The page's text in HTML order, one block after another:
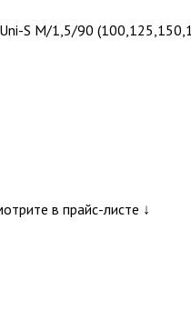
S M/1,5/90
в прайс-листе ↓